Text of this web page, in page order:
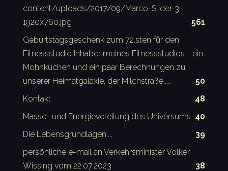
content/uploads/2017/09/Marco-Slider-3-
1920x760.jpg
561
Geburtstagsgeschenk zum 72.sten für den
Fitnessstudio Inhaber meines Fitnessstudios - ein
Mohnkuchen und ein paar Berechnungen zu
unserer Heimatgalaxie, der Milchstraße.....
50
Kontakt
48
Masse- und Energieveteilung des Universums 40
Die Lebensgrundlagen....
39
persönliche e-mail an Verkehrsminister Volker
Wissing vom 22.07.2023
38